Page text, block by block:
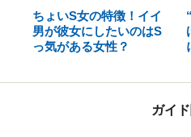
ちょいS女の特徴！イイ
男が彼女にしたいのはS
っ気がある女性？
ガイ